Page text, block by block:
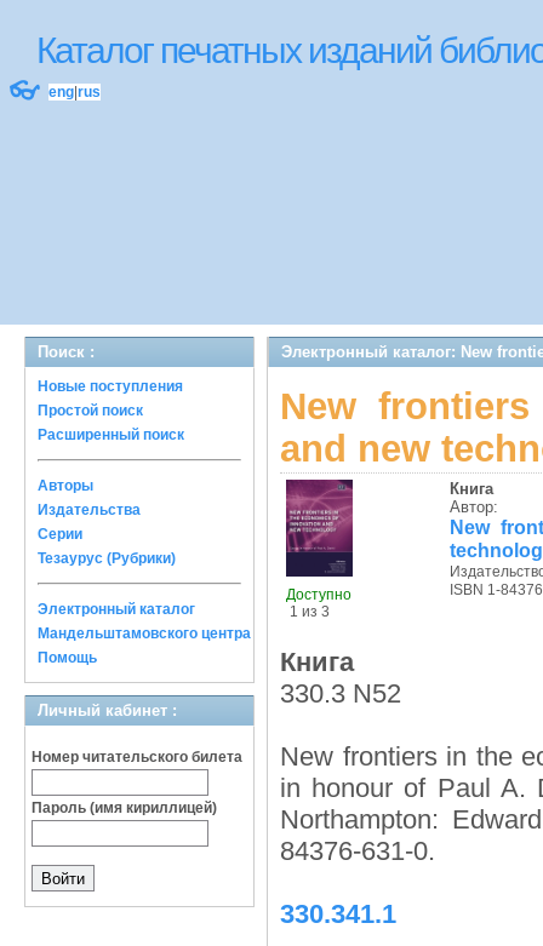
Каталог печатных изданий
👓 eng rus
Поиск :
Новые поступления
Простой поиск
Расширенный поиск
Авторы
Издательства
Серии
Тезаурус (Рубрики)
Электронный каталог
Мандельштамовского центра
Помощь
Личный кабинет :
Номер читательского билета
Пароль (имя кириллицей)
Электронный каталог: New
New
and new
Доступно
1 из 3
Книга
Автор:
New
ISBN 1-
Книга
330.3 N52
New frontiers in the
in honour of Paul
Northampton:
84376-631-0.
330.341.1